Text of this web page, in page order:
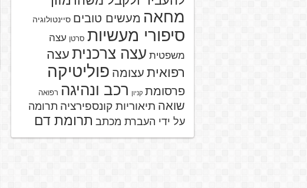
מחאה מעשים טובים סיינטולוגיה
סיפורי מעשיות סרטן עצה
משפטית עצה צרכנית עצה
רפואית עצומה פוליטיקה
פרסומת קניון רכב ונהיגה רפואה
שואה תיאוריות קונספירציה תרומה
על ידי העברת מכתב תרומת דם